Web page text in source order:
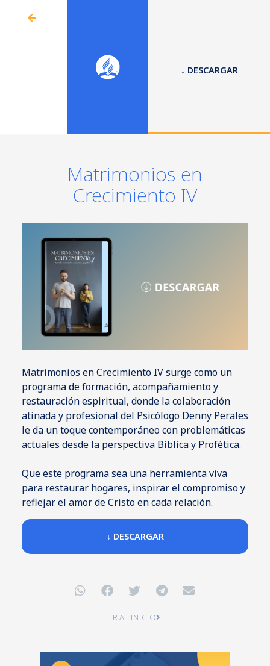
↓ DESCARGAR
Matrimonios en
Crecimiento IV
Matrimonios en Crecimiento IV surge como un
programa de formación, acompañamiento y
restauración espiritual, donde la colaboración
atinada y profesional del Psicólogo Denny Perales
le da un toque contemporáneo con problemáticas
actuales desde la perspectiva Bíblica y Profética.
Que este programa sea una herramienta viva
para restaurar hogares, inspirar el compromiso y
reflejar el amor de Cristo en cada relación.
↓ DESCARGAR
IR AL INICIO